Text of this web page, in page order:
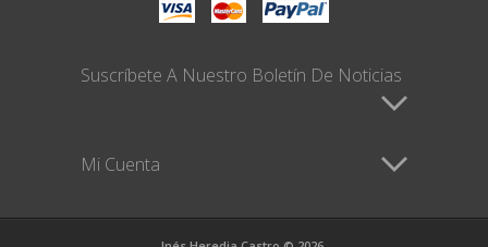
Suscríbete A Nuestro Boletín De Noticias
Mi Cuenta